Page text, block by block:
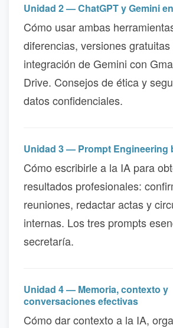
Unidad 2 — ChatGPT y Gemini
Cómo usar ambas
diferencias, versiones
integración de Gemini con
Drive. Consejos de ética y
datos confidenciales.
Unidad 3 — Prompt Engineering
Cómo escribirle a la IA para
resultados profesionales:
reuniones, redactar actas y
internas. Los tres prompts
secretaría.
Unidad 4 — Memoria, contexto y
conversaciones efectivas
Cómo dar contexto a la IA,